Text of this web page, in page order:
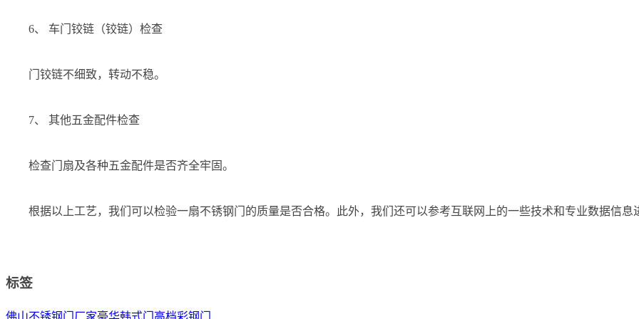
6、 车门铰链（铰链）检查
门铰链不细致，转动不稳。
7、 其他五金配件检查
检查门扇及各种五金配件是否齐全牢固。
根据以上工艺，我们可以检验一扇不锈钢门的质量是否合格。此外，我们还可以参考互联网上的一些技术和专业数据信息
标签
佛山不锈钢门厂家豪华韩式门 高档彩钢门